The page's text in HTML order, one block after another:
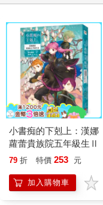
小書痴的下剋上：漢娜
蘿蕾貴族院五年級生Ⅱ
79 折 特價 253 元
加入購物車